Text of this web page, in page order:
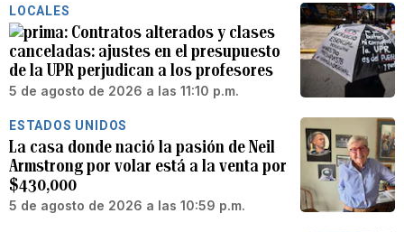
LOCALES
Contratos alterados y clases
canceladas: ajustes en el presupuesto
de la UPR perjudican a los profesores
5 de agosto de 2026 a las 11:10 p.m.
ESTADOS UNIDOS
La casa donde nació la pasión de Neil
Armstrong por volar está a la venta por
$430,000
5 de agosto de 2026 a las 10:59 p.m.